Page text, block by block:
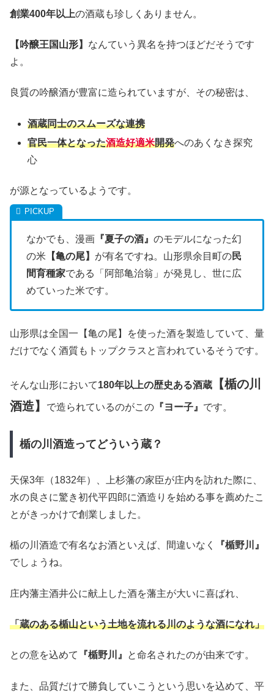
創業400年以上の酒蔵も珍しくありません。
【吟醸王国山形】 なんていう異名を持つほどだそうです
よ。
良質の吟醸酒が豊富に造られていますが、その秘密は、
酒蔵同士のスムーズな連携
官民一体となった酒造好適米開発へのあくなき探究
心
が源となっているようです。
なかでも、漫画 『夏子の酒』 のモデルになった幻
の米 【亀の尾】 が有名ですね。山形県余目町の民
間育種家である「阿部亀治翁」が発見し、世に広
めていった米です。
山形県は全国一【亀の尾】を使った酒を製造していて、量
だけでなく酒質もトップクラスと言われているそうです。
そんな山形において180年以上の歴史ある酒蔵 【楯の川
酒造】
で造られているのがこの 『ヨー子』 です。
楯の川酒造ってどういう蔵？
天保3年（1832年）、上杉藩の家臣が庄内を訪れた際に、
水の良さに驚き初代平四郎に酒造りを始める事を薦めたこ
とがきっかけで創業しました。
楯の川酒造で有名なお酒といえば、間違いなく
『楯野川』
でしょうね。
庄内藩主酒井公に献上した酒を藩主が大いに喜ばれ、
「蔵のある楯山という土地を流れる川のような酒になれ」
との意を込めて 『楯野川』 と命名されたのが由来です。
また、品質だけで勝負していこうという思いを込めて、平